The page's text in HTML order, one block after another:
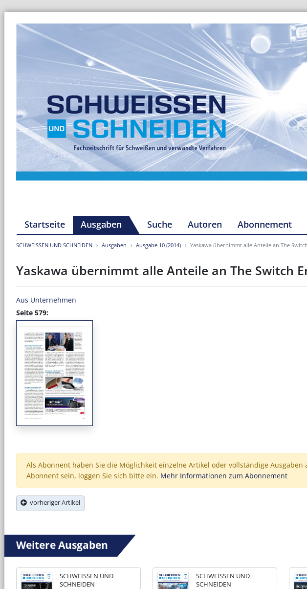
Startseite Ausgaben Suche Autoren Abonnement
SCHWEISSEN UND SCHNEIDEN Ausgaben Ausgabe 10 (2014) Yaskawa übernimmt alle Anteile an The
Yaskawa übernimmt alle Anteile an The Switch
Aus Unternehmen
Seite 579:
Als Abonnent haben Sie die Möglichkeit einzelne Artikel oder vollständige
Abonnent sein, loggen Sie sich bitte ein. Mehr Informationen zum Abonnement
vorheriger Artikel
Weitere Ausgaben
SCHWEISSEN UND
SCHNEIDEN
SCHWEISSEN UND
SCHNEIDEN